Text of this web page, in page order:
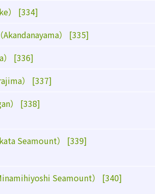
） [334]
Akandanayama） [335]
） [336]
） [337]
） [338]
Seamount） [339]
Seamount） [340]